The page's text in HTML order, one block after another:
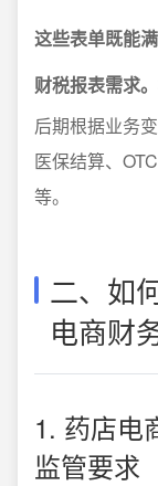
这些表单既能
财税报表需求。
后期根据业务
医保结算、
等。
二、如
电商财
1. 药店电
监管要求